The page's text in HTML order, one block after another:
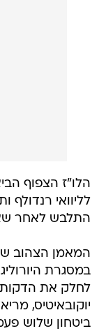
הלו"ז הצפוף
לליוואי רנדולף
התלבש לאחר
המאמן הצהוב
במסגרת
לחלק את הדקות
יוקובאיטיס,
ביטחון שלוש